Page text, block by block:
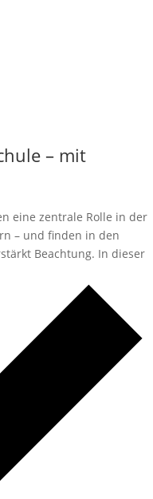
– mit
eine zentrale Rolle in der
– und finden in den
Beachtung. In dieser